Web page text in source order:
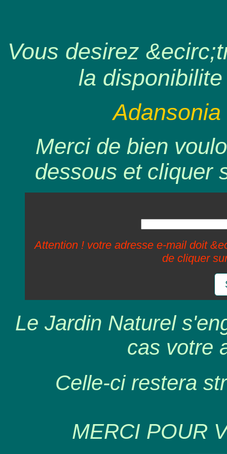
Vous desirez
la
Merci de bien
dessous et cliquer
Attention ! votre adresse e-mail doit
de cliquer
Le Jardin Naturel
cas votre
Celle-ci restera
MERCI POUR